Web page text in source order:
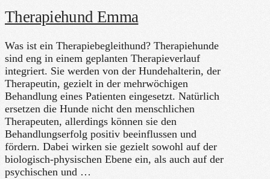
Therapiehund Emma
Was ist ein Therapiebegleithund? Therapiehunde
sind eng in einem geplanten Therapieverlauf
integriert. Sie werden von der Hundehalterin, der
Therapeutin, gezielt in der mehrwöchigen
Behandlung eines Patienten eingesetzt. Natürlich
ersetzen die Hunde nicht den menschlichen
Therapeuten, allerdings können sie den
Behandlungserfolg positiv beeinflussen und
fördern. Dabei wirken sie gezielt sowohl auf der
biologisch-physischen Ebene ein, als auch auf der
psychischen und …